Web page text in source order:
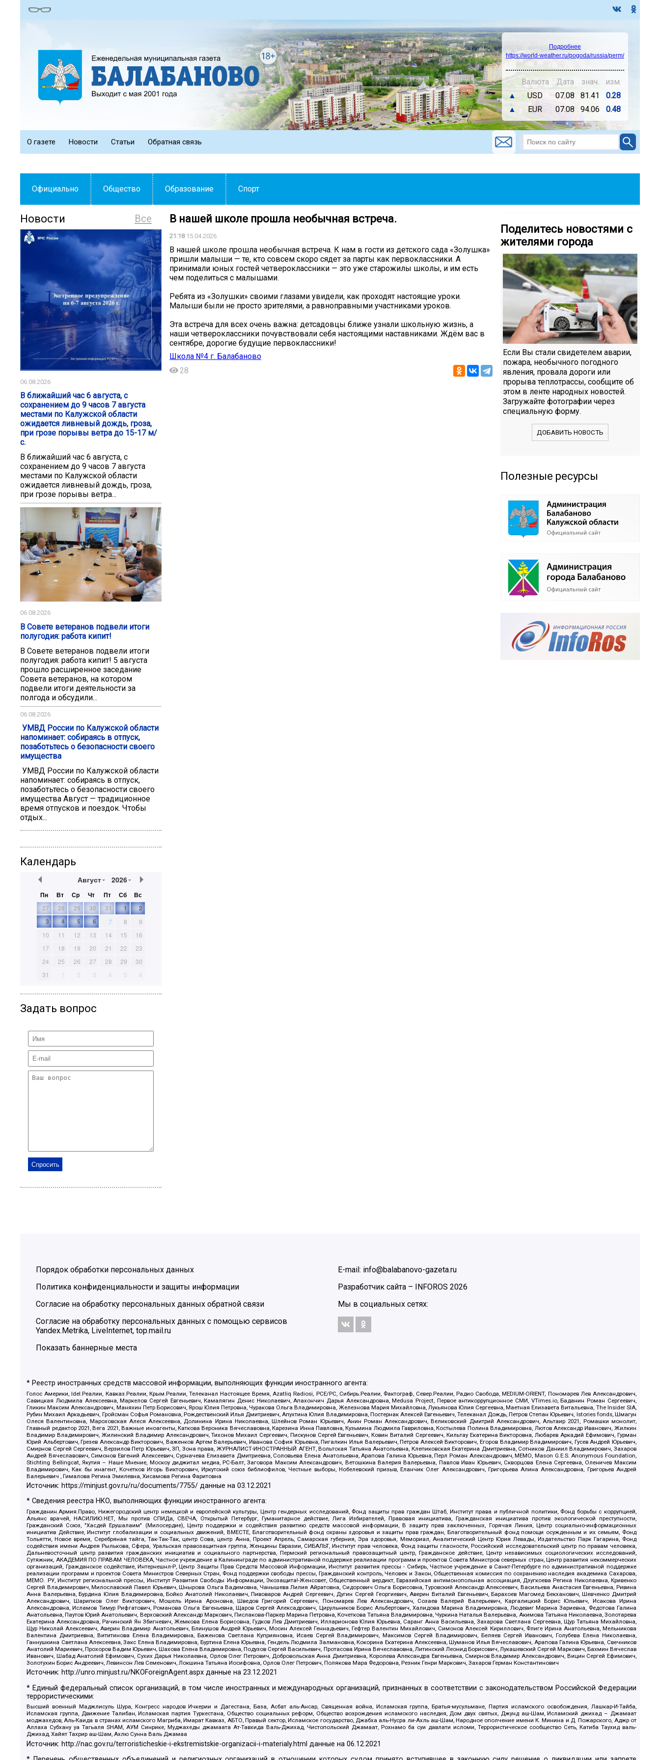
Подробнее
https://world-weather.ru/pogoda/russia/perm/
Валюта Дата знач.
изм.
▲
USD 07.08 81.41
0.28
▲
EUR 07.08 94.06 0.48
О газете Новости Статьи Обратная связь
Официально Общество Образование Спорт
Все
Новости
06.08.2026
В ближайший час 6 августа, с
сохранением до 9 часов 7 августа
местами по Калужской области
ожидается ливневый дождь, гроза,
при грозе порывы ветра до 15-17 м/
с.
В ближайший час 6 августа, с
сохранением до 9 часов 7 августа
местами по Калужской области
ожидается ливневый дождь, гроза,
при грозе порывы ветра...
06.08.2026
В Совете ветеранов подвели итоги
полугодия: работа кипит!
В Совете ветеранов подвели итоги
полугодия: работа кипит! 5 августа
прошло расширенное заседание
Совета ветеранов, на котором
подвели итоги деятельности за
полгода и обсудили...
06.08.2026
️ УМВД России по Калужской области
напоминает: собираясь в отпуск,
позаботьтесь о безопасности своего
имущества
️ УМВД России по Калужской области
напоминает: собираясь в отпуск,
позаботьтесь о безопасности своего
имущества Август — традиционное
время отпусков и поездок. Чтобы
отдых...
Календарь
Август 2026
Пн Вт Ср Чт Пт Сб
Вс
27
28 29 30 31 1
2
3
4 5 6 7 8
9
10
11 12 13 14 15
16
17
18 19 20 21 22
23
24
25 26 27 28 29
30
31
1 2 3 4 5 6
Задать вопрос
В нашей школе прошла необычная встреча.
21:1815.04.2026
В нашей школе прошла необычная встреча. К нам в гости из детского сада «Золушка»
пришли малыши — те, кто совсем скоро сядет за парты как первоклассники. А
принимали юных гостей четвероклассники — это уже старожилы школы, и им есть
чем поделиться с малышами.
Ребята из «Золушки» своими глазами увидели, как проходят настоящие уроки.
Малыши были не просто зрителями, а равноправными участниками уроков.
Эта встреча для всех очень важна: детсадовцы ближе узнали школьную жизнь, а
наши четвероклассники почувствовали себя настоящими наставниками. Ждём вас в
сентябре, дорогие будущие первоклассники!
Школа №4 г. Балабаново
28
Поделитесь новостями с
жителями города
Если Вы стали свидетелем аварии,
пожара, необычного погодного
явления, провала дороги или
прорыва теплотрассы, сообщите об
этом в ленте народных новостей.
Загружайте фотографии через
специальную форму.
ДОБАВИТЬ НОВОСТЬ
Полезные ресурсы
Порядок обработки персональных данных
Политика конфиденциальности и защиты информации
Согласие на обработку персональных данных обратной связи
Согласие на обработку персональных данных с помощью сервисов
Yandex.Metrika, LiveInternet, top.mail.ru
Показать баннерные места
E-mail: info@balabanovo-gazeta.ru
Разработчик сайта –
INFOROS 2026
Мы в социальных сетях:
* Реестр иностранных средств массовой информации, выполняющих функции иностранного агента:
Голос Америки, Idel.Реалии, Кавказ.Реалии, Крым.Реалии, Телеканал Настоящее Время, Azatliq Radiosi, PCE/PC, Сибирь.Реалии, Фактограф, Север.Реалии, Радио Свобода, MEDIUM-ORIENT, Пономарев Лев Александрович,
Савицкая Людмила Алексеевна, Маркелов Сергей Евгеньевич, Камалягин Денис Николаевич, Апахончич Дарья Александровна, Medusa Project, Первое антикоррупционное СМИ, VTimes.io, Баданин Роман Сергеевич,
Гликин Максим Александрович, Маняхин Петр Борисович, Ярош Юлия Петровна, Чуракова Ольга Владимировна, Железнова Мария Михайловна, Лукьянова Юлия Сергеевна, Маетная Елизавета Витальевна, The Insider SIA,
Рубин Михаил Аркадьевич, Гройсман Софья Романовна, Рождественский Илья Дмитриевич, Апухтина Юлия Владимировна, Постернак Алексей Евгеньевич, Телеканал Дождь, Петров Степан Юрьевич, Istories fonds, Шмагун
Олеся Валентиновна, Мароховская Алеся Алексеевна, Долинина Ирина Николаевна, Шлейнов Роман Юрьевич, Анин Роман Александрович, Великовский Дмитрий Александрович, Альтаир 2021, Ромашки монолит,
Главный редактор 2021, Вега 2021, Важные иноагенты, Каткова Вероника Вячеславовна, Карезина Инна Павловна, Кузьмина Людмила Гавриловна, Костылева Полина Владимировна, Лютов Александр Иванович, Жилкин
Владимир Владимирович, Жилинский Владимир Александрович, Тихонов Михаил Сергеевич, Пискунов Сергей Евгеньевич, Ковин Виталий Сергеевич, Кильтау Екатерина Викторовна, Любарев Аркадий Ефимович, Гурман
Юрий Альбертович, Грезев Александр Викторович, Важенков Артем Валерьевич, Иванова София Юрьевна, Пигалкин Илья Валерьевич, Петров Алексей Викторович, Егоров Владимир Владимирович, Гусев Андрей Юрьевич,
Смирнов Сергей Сергеевич, Верзилов Петр Юрьевич, ЗП, Зона права, ЖУРНАЛИСТ-ИНОСТРАННЫЙ АГЕНТ, Вольтская Татьяна Анатольевна, Клепиковская Екатерина Дмитриевна, Сотников Даниил Владимирович, Захаров
Андрей Вячеславович, Симонов Евгений Алексеевич, Сурначева Елизавета Дмитриевна, Соловьева Елена Анатольевна, Арапова Галина Юрьевна, Перл Роман Александрович, МЕМО, Mason G.E.S. Anonymous Foundation,
Stichting Bellingcat, Якутия – Наше Мнение, Москоу диджитал медиа, РС-Балт, Заговора Максим Александрович, Ветошкина Валерия Валерьевна, Павлов Иван Юрьевич, Скворцова Елена Сергеевна, Оленичев Максим
Владимирович, Как бы инагент, Кочетков Игорь Викторович, Иркутский союз библиофилов, Честные выборы, Нобелевский призыв, Еланчик Олег Александрович, Григорьева Алина Александровна, Григорьев Андрей
Валерьевич , Гималова Регина Эмилевна, Хисамова Регина Фаритовна
Источник: https://minjust.gov.ru/ru/documents/7755/ данные на03.12.2021
* Сведения реестра НКО, выполняющих функции иностранного агента:
Гражданин.Армия.Право, Нижегородский центр немецкой и европейской культуры, Центр гендерных исследований, Фонд защиты прав граждан Штаб, Институт права и публичной политики, Фонд борьбы с коррупцией,
Альянс врачей, НАСИЛИЮ.НЕТ, Мы против СПИДа, СВЕЧА, Открытый Петербург, Гуманитарное действие, Лига Избирателей, Правовая инициатива, Гражданская инициатива против экологической преступности,
Гражданский Союз, "Хасдей Ерушалаим" (Милосердие), Центр поддержки и содействия развитию средств массовой информации, В защиту прав заключенных, Горячая Линия, Центр социально-информационных
инициатив Действие, Институт глобализации и социальных движений, ВМЕСТЕ, Благотворительный фонд охраны здоровья и защиты прав граждан, Благотворительный фонд помощи осужденным и их семьям, Фонд
Тольятти, Новое время, Серебряная тайга, Так-Так-Так, центр Сова, центр Анна, Проект Апрель, Самарская губерния, Эра здоровья, Мемориал, Аналитический Центр Юрия Левады, Издательство Парк Гагарина, Фонд
содействия имени Андрея Рылькова, Сфера, Уральская правозащитная группа, Женщины Евразии, СИБАЛЬТ, Институт прав человека, Фонд защиты гласности, Российский исследовательский центр по правам человека,
Дальневосточный центр развития гражданских инициатив и социального партнерства, Пермский региональный правозащитный центр, Гражданское действие, Центр независимых социологических исследований,
Сутяжник, АКАДЕМИЯ ПО ПРАВАМ ЧЕЛОВЕКА, Частное учреждение в Калининграде по административной поддержке реализации программ и проектов Совета Министров северных стран, Центр развития некоммерческих
организаций, Гражданское содействие, Интернешнл-Р, Центр Защиты Прав Средств Массовой Информации, Институт развития прессы - Сибирь, Частное учреждение в Санкт-Петербурге по административной поддержке
реализации программ и проектов Совета Министров Северных Стран, Фонд поддержки свободы прессы, Гражданский контроль, Человек и Закон, Общественная комиссия по сохранению наследия академика Сахарова,
МЕМО. РУ, Институт региональной прессы, Институт Развития Свободы Информации, Экозащита!-Женсовет, Общественный вердикт, Евразийская антимонопольная ассоциация, Дзугкоева Регина Николаевна, Кривенко
Сергей Владимирович, Милославский Павел Юрьевич, Шнырова Ольга Вадимовна, Чанышева Лилия Айратовна, Сидорович Ольга Борисовна, Туровский Александр Алексеевич, Васильева Анастасия Евгеньевна, Ривина
Анна Валерьевна, Бурдина Юлия Владимировна, Бойко Анатолий Николаевич, Пивоваров Андрей Сергеевич, Дугин Сергей Георгиевич, Аверин Виталий Евгеньевич, Барахоев Магомед Бекханович, Шевченко Дмитрий
Александрович, Шарипков Олег Викторович, Мошель Ирина Ароновна, Шведов Григорий Сергеевич, Пономарев Лев Александрович, Созаев Валерий Валерьевич, Каргалицкий Борис Юльевич, Исакова Ирина
Александровна, Исламов Тимур Рифгатович, Романова Ольга Евгеньевна, Щаров Сергей Алексадрович, Цирульников Борис Альбертович, Халидова Марина Владимировна, Людевиг Марина Зариевна, Федотова Галина
Анатольевна, Паутов Юрий Анатольевич, Верховский Александр Маркович, Пислакова-Паркер Марина Петровна, Кочеткова Татьяна Владимировна, Чуркина Наталья Валерьевна, Акимова Татьяна Николаевна, Золотарева
Екатерина Александровна, Рачинский Ян Збигневич, Жемкова Елена Борисовна, Гудков Лев Дмитриевич, Илларионова Юлия Юрьевна, Саранг Анна Васильевна, Захарова Светлана Сергеевна, Щур Татьяна Михайловна,
Щур Николай Алексеевич, Аверин Владимир Анатольевич, Блинушов Андрей Юрьевич, Мосин Алексей Геннадьевич, Гефтер Валентин Михайлович, Симонов Алексей Кириллович, Флиге Ирина Анатольевна, Мельникова
Валентина Дмитриевна, Вититинова Елена Владимировна, Баженова Светлана Куприяновна, Исаев Сергей Владимирович, Максимов Сергей Владимирович, Беляев Сергей Иванович, Голубева Елена Николаевна,
Ганнушкина Светлана Алексеевна, Закс Елена Владимировна, Буртина Елена Юрьевна, Гендель Людмила Залмановна, Кокорина Екатерина Алексеевна, Шуманов Илья Вячеславович, Арапова Галина Юрьевна, Свечников
Анатолий Мариевич, Прохоров Вадим Юрьевич, Шахова Елена Владимировна, Подузов Сергей Васильевич, Протасова Ирина Вячеславовна, Литинский Леонид Борисович, Лукашевский Сергей Маркович, Бахмин Вячеслав
Иванович, Шабад Анатолий Ефимович, Сухих Дарья Николаевна, Орлов Олег Петрович, Добровольская Анна Дмитриевна, Королева Александра Евгеньевна, Смирнов Владимир Александрович, Вицин Сергей Ефимович,
Золотухин Борис Андреевич, Левинсон Лев Семенович, Локшина Татьяна Иосифовна, Орлов Олег Петрович, Полякова Мара Федоровна, Резник Генри Маркович, Захаров Герман Константинович
Источник: http://unro.minjust.ru/NKOForeignAgent.aspx данные на23.12.2021
* Единый федеральный список организаций, в том числе иностранных и международных организаций, признанных в соответствии с законодательством Российской Федерации
террористическими:
Высший военный Маджлисуль Шура, Конгресс народов Ичкерии и Дагестана, База, Асбат аль-Ансар, Священная война, Исламская группа, Братья-мусульмане, Партия исламского освобождения, Лашкар-И-Тайба,
Исламская группа, Движение Талибан, Исламская партия Туркестана, Общество социальных реформ, Общество возрождения исламского наследия, Дом двух святых, Джунд аш-Шам, Исламский джихад – Джамаат
моджахедов, Аль-Каида в странах исламского Магриба, Имарат Кавказ, АБТО, Правый сектор, Исламское государство, Джабха аль-Нусра ли-Ахль аш-Шам, Народное ополчение имени К. Минина и Д. Пожарского, Аджр от
Аллаха Субхану уа Тагьаля SHAM, АУМ Синрике, Муджахеды джамаата Ат-Тавхида Валь-Джихад, Чистопольский Джамаат, Рохнамо ба суи давлати исломи, Террористическое сообщество Сеть, Катиба Таухид валь-
Джихад, Хайят Тахрир аш-Шам, Ахлю Сунна Валь Джамаа
Источник: http://nac.gov.ru/terroristicheskie-i-ekstremistskie-organizacii-i-materialy.html данные на06.12.2021